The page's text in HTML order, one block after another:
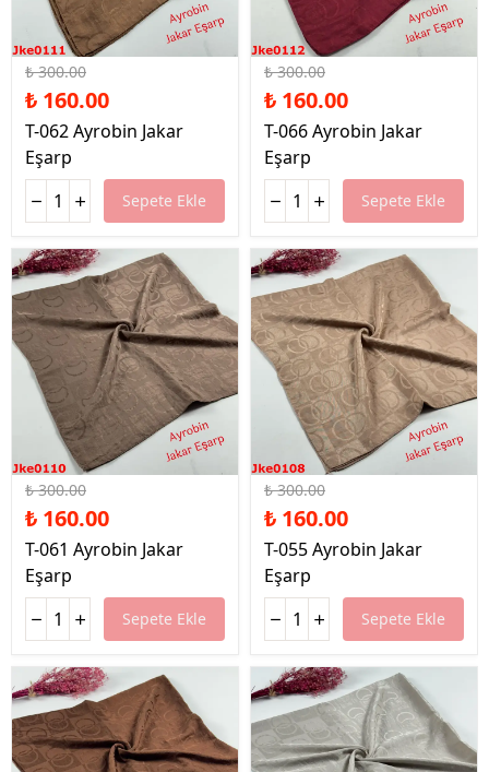
%47 İndirim
₺ 300.00
₺ 160.00
T-062 Ayrobin Jakar
Eşarp
Sepete Ekle
%47 İndirim
₺ 300.00
₺ 160.00
T-066 Ayrobin Jakar
Eşarp
Sepete Ekle
%47 İndirim
₺ 300.00
₺ 160.00
T-061 Ayrobin Jakar
Eşarp
Sepete Ekle
%47 İndirim
₺ 300.00
₺ 160.00
T-055 Ayrobin Jakar
Eşarp
Sepete Ekle